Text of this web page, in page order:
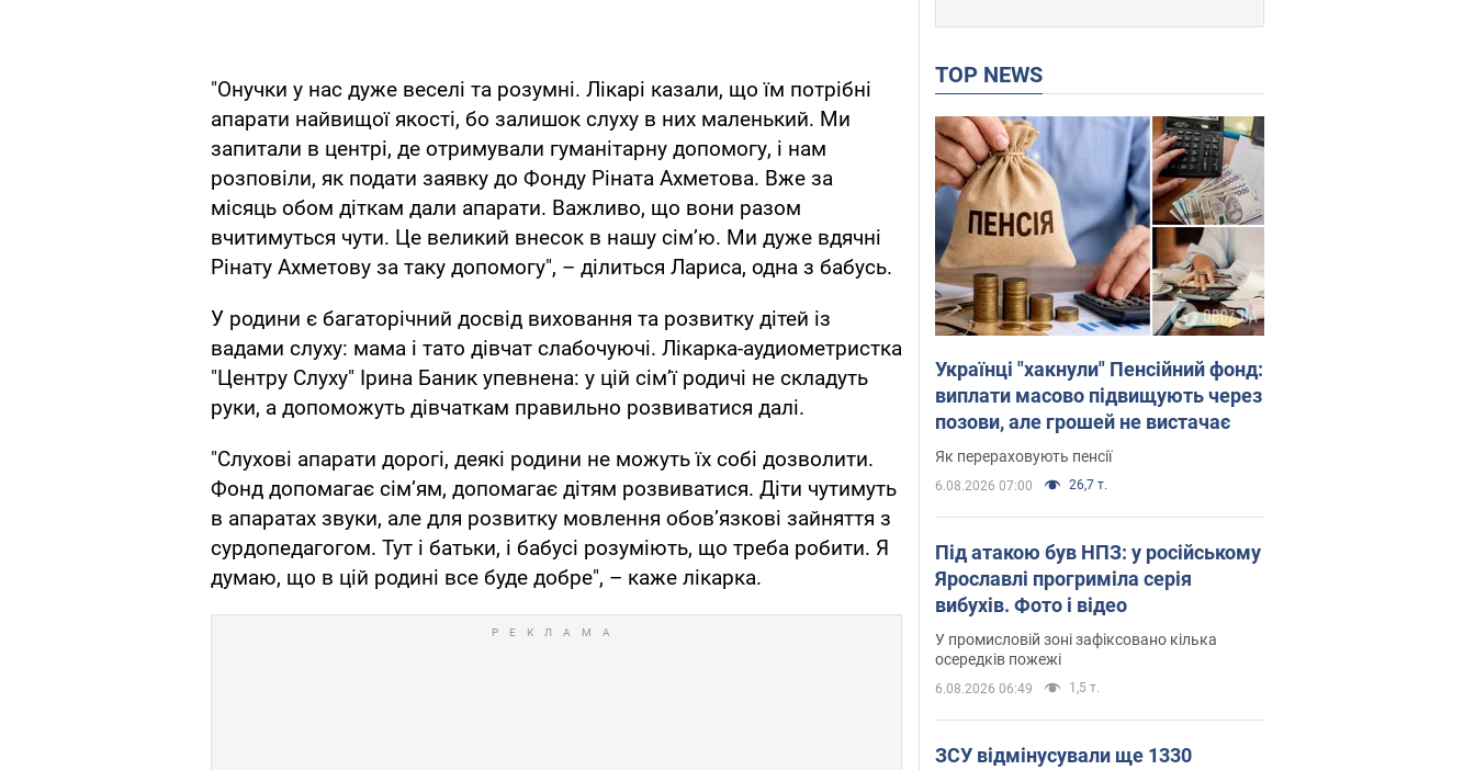
"Онучки у нас дуже веселі та розумні. Лікарі казали, що їм потрібні
апарати найвищої якості, бо залишок слуху в них маленький. Ми
запитали в центрі, де отримували гуманітарну допомогу, і нам
розповіли, як подати заявку до Фонду Ріната Ахметова. Вже за
місяць обом діткам дали апарати. Важливо, що вони разом
вчитимуться чути. Це великий внесок в нашу сім’ю. Ми дуже вдячні
Рінату Ахметову за таку допомогу", – ділиться Лариса, одна з бабусь.
У родини є багаторічний досвід виховання та розвитку дітей із
вадами слуху: мама і тато дівчат слабочуючі. Лікарка-аудиометристка
"Центру Слуху" Ірина Баник упевнена: у цій сім’ї родичі не складуть
руки, а допоможуть дівчаткам правильно розвиватися далі.
"Слухові апарати дорогі, деякі родини не можуть їх собі дозволити.
Фонд допомагає сім’ям, допомагає дітям розвиватися. Діти чутимуть
в апаратах звуки, але для розвитку мовлення обов’язкові зайняття з
сурдопедагогом. Тут і батьки, і бабусі розуміють, що треба робити. Я
думаю, що в цій родині все буде добре", – каже лікарка.
TOP NEWS
Українці "хакнули" Пенсійний фонд:
виплати масово підвищують через
позови, але грошей не вистачає
Як перераховують пенсії
6.08.2026 07:00 26,7 т.
Під атакою був НПЗ: у російському
Ярославлі прогриміла серія
вибухів. Фото і відео
У промисловій зоні зафіксовано кілька
осередків пожежі
6.08.2026 06:49 1,5 т.
ЗСУ відмінусували ще 1330